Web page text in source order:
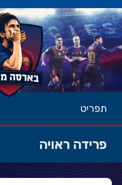
תפריט
פרידה ראויה